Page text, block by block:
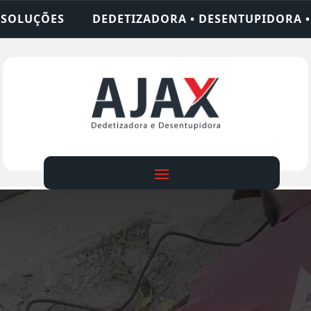
• DESENTUPIDORA • LIMPEZA DE FOSSA • 24